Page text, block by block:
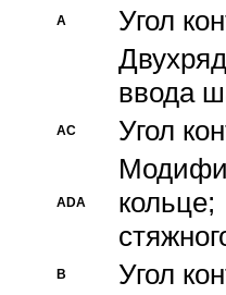
A
Угол
ввода
AC Угол
ADA
B Угол